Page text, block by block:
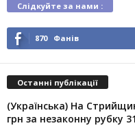
Слідкуйте за нами :
870 Фанів
Останні публікації
(Українська) На
грн за незаконну рубку